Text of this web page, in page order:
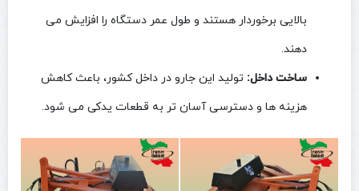
بالایی برخوردار هستند و طول عمر دستگاه را افزایش می‌
دهند.
ساخت داخل: تولید این جارو در داخل کشور، باعث کاهش
هزینه‌ ها و دسترسی آسان‌ تر به قطعات یدکی می‌ شود.